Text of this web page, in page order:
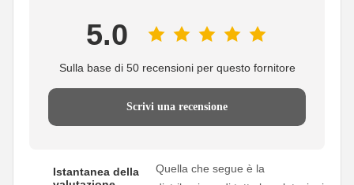
5.0
Sulla base di 50 recensioni per questo fornitore
Scrivi una recensione
Istantanea della
Quella che segue è la